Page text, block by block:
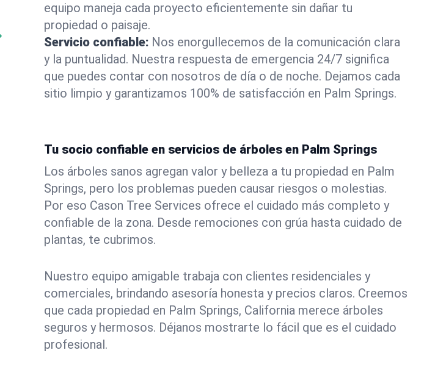
equipo maneja cada proyecto eficientemente sin dañar tu
propiedad o paisaje.
Servicio confiable: Nos enorgullecemos de la comunicación clara
y la puntualidad. Nuestra respuesta de emergencia 24/7 significa
que puedes contar con nosotros de día o de noche. Dejamos cada
sitio limpio y garantizamos 100% de satisfacción en Palm Springs.
Tu socio confiable en servicios de árboles en Palm Springs
Los árboles sanos agregan valor y belleza a tu propiedad en Palm
Springs, pero los problemas pueden causar riesgos o molestias.
Por eso Cason Tree Services ofrece el cuidado más completo y
confiable de la zona. Desde remociones con grúa hasta cuidado de
plantas, te cubrimos.
Nuestro equipo amigable trabaja con clientes residenciales y
comerciales, brindando asesoría honesta y precios claros. Creemos
que cada propiedad en Palm Springs, California merece árboles
seguros y hermosos. Déjanos mostrarte lo fácil que es el cuidado
profesional.